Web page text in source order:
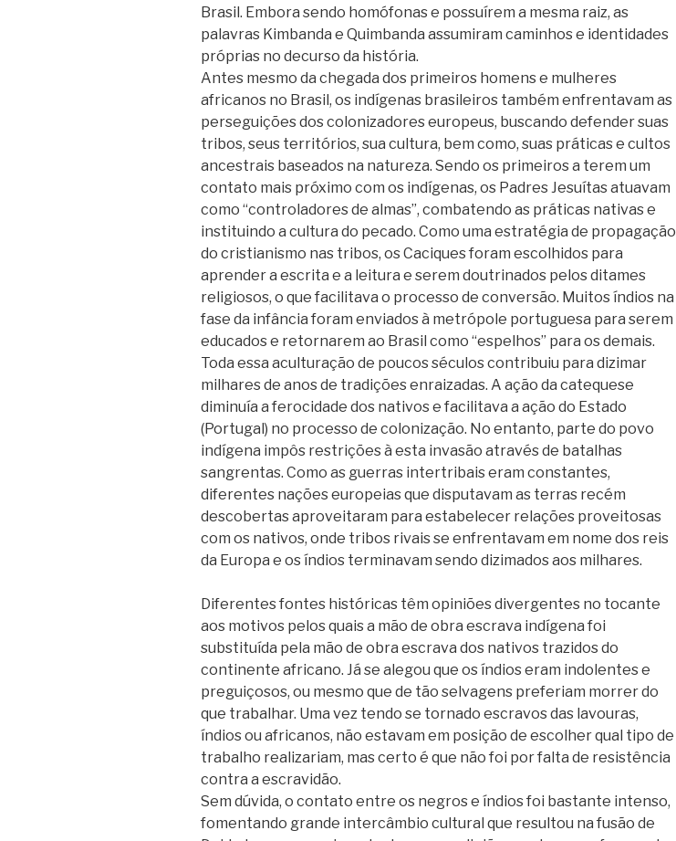
Brasil. Embora sendo homófonas e possuírem a mesma raiz, as
palavras Kimbanda e Quimbanda assumiram caminhos e identidades
próprias no decurso da história.
Antes mesmo da chegada dos primeiros homens e mulheres
africanos no Brasil, os indígenas brasileiros também enfrentavam as
perseguições dos colonizadores europeus, buscando defender suas
tribos, seus territórios, sua cultura, bem como, suas práticas e cultos
ancestrais baseados na natureza. Sendo os primeiros a terem um
contato mais próximo com os indígenas, os Padres Jesuítas atuavam
como “controladores de almas”, combatendo as práticas nativas e
instituindo a cultura do pecado. Como uma estratégia de propagação
do cristianismo nas tribos, os Caciques foram escolhidos para
aprender a escrita e a leitura e serem doutrinados pelos ditames
religiosos, o que facilitava o processo de conversão. Muitos índios na
fase da infância foram enviados à metrópole portuguesa para serem
educados e retornarem ao Brasil como “espelhos” para os demais.
Toda essa aculturação de poucos séculos contribuiu para dizimar
milhares de anos de tradições enraizadas. A ação da catequese
diminuía a ferocidade dos nativos e facilitava a ação do Estado
(Portugal) no processo de colonização. No entanto, parte do povo
indígena impôs restrições à esta invasão através de batalhas
sangrentas. Como as guerras intertribais eram constantes,
diferentes nações europeias que disputavam as terras recém
descobertas aproveitaram para estabelecer relações proveitosas
com os nativos, onde tribos rivais se enfrentavam em nome dos reis
da Europa e os índios terminavam sendo dizimados aos milhares.
Diferentes fontes históricas têm opiniões divergentes no tocante
aos motivos pelos quais a mão de obra escrava indígena foi
substituída pela mão de obra escrava dos nativos trazidos do
continente africano. Já se alegou que os índios eram indolentes e
preguiçosos, ou mesmo que de tão selvagens preferiam morrer do
que trabalhar. Uma vez tendo se tornado escravos das lavouras,
índios ou africanos, não estavam em posição de escolher qual tipo de
trabalho realizariam, mas certo é que não foi por falta de resistência
contra a escravidão.
Sem dúvida, o contato entre os negros e índios foi bastante intenso,
fomentando grande intercâmbio cultural que resultou na fusão de